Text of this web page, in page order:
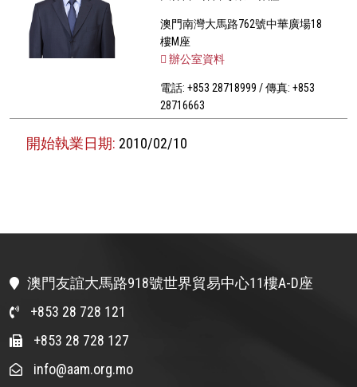
澳門南灣大馬路762號中華廣場18
樓M座
辦公室資料
電話: +853 28718999 / 傳真: +853
28716663
開始執業日期: 2010/02/10
澳門友誼大馬路918號世界貿易中心11樓A-D座
+853 28 728 121
+853 28 728 127
info@aam.org.mo